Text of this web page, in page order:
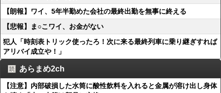
【朗報】ワイ、5年半勤めた会社の最終出勤を無事に終える
【悲報】ま○こワイ、お金がない
犯人「時刻表トリック使ったろ！次に来る最終列車に乗り継ぎすれば
アリバイ成立や！」
あらまめ2ch
【注意】内部破損した水筒に酸性飲料を入れると金属が溶け出し身体